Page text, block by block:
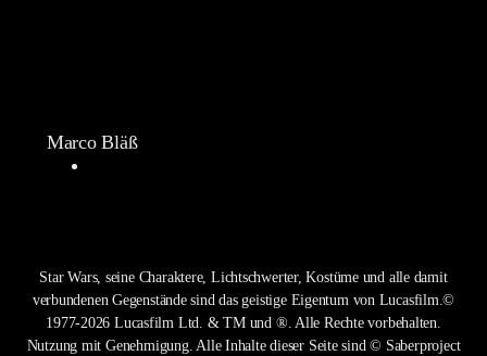
Marco Bläß
Star Wars, seine Charaktere, Lichtschwerter, Kostüme und alle damit
verbundenen Gegenstände sind das geistige Eigentum von Lucasfilm.©
1977-2026 Lucasfilm Ltd. & TM und ®. Alle Rechte vorbehalten.
Nutzung mit Genehmigung. Alle Inhalte dieser Seite sind © Saberproject